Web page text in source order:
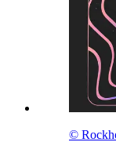
©